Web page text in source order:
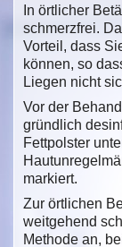
In örtlicher
schmerzfrei.
Vorteil, dass
können, so
Liegen nicht
Vor der
gründlich
Fettpolster
markiert.
Zur örtlichen
weitgehend
Methode an,